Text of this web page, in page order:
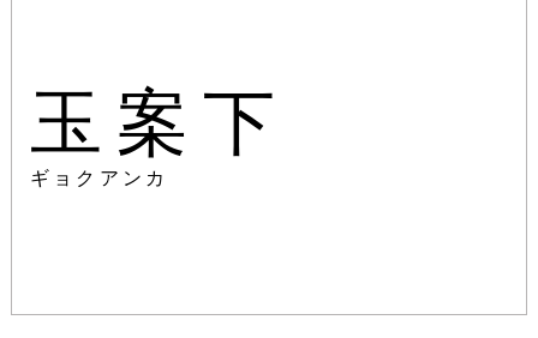
玉案下
ギョクアンカ